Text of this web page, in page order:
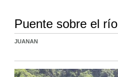
Puente sobre el río
JUANAN